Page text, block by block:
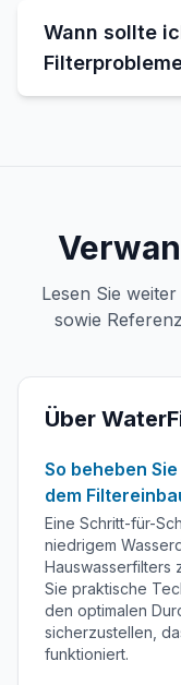
Wann sollte
Lesen Sie
sowie
Über
So beheben
dem
Eine Schritt-für-
niedrigem
Hauswasserfilters
Sie praktische
den optimalen
sicherzustellen,
funktioniert.